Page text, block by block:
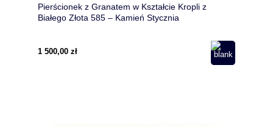
Pierścionek z Granatem w Kształcie Kropli z
Białego Złota 585 – Kamień Stycznia
1 500,00 zł